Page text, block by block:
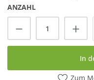
ANZAHL
Produkt
In
Zum